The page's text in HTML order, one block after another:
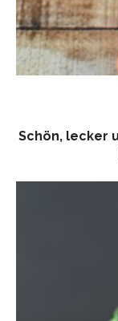
Schön, lecker